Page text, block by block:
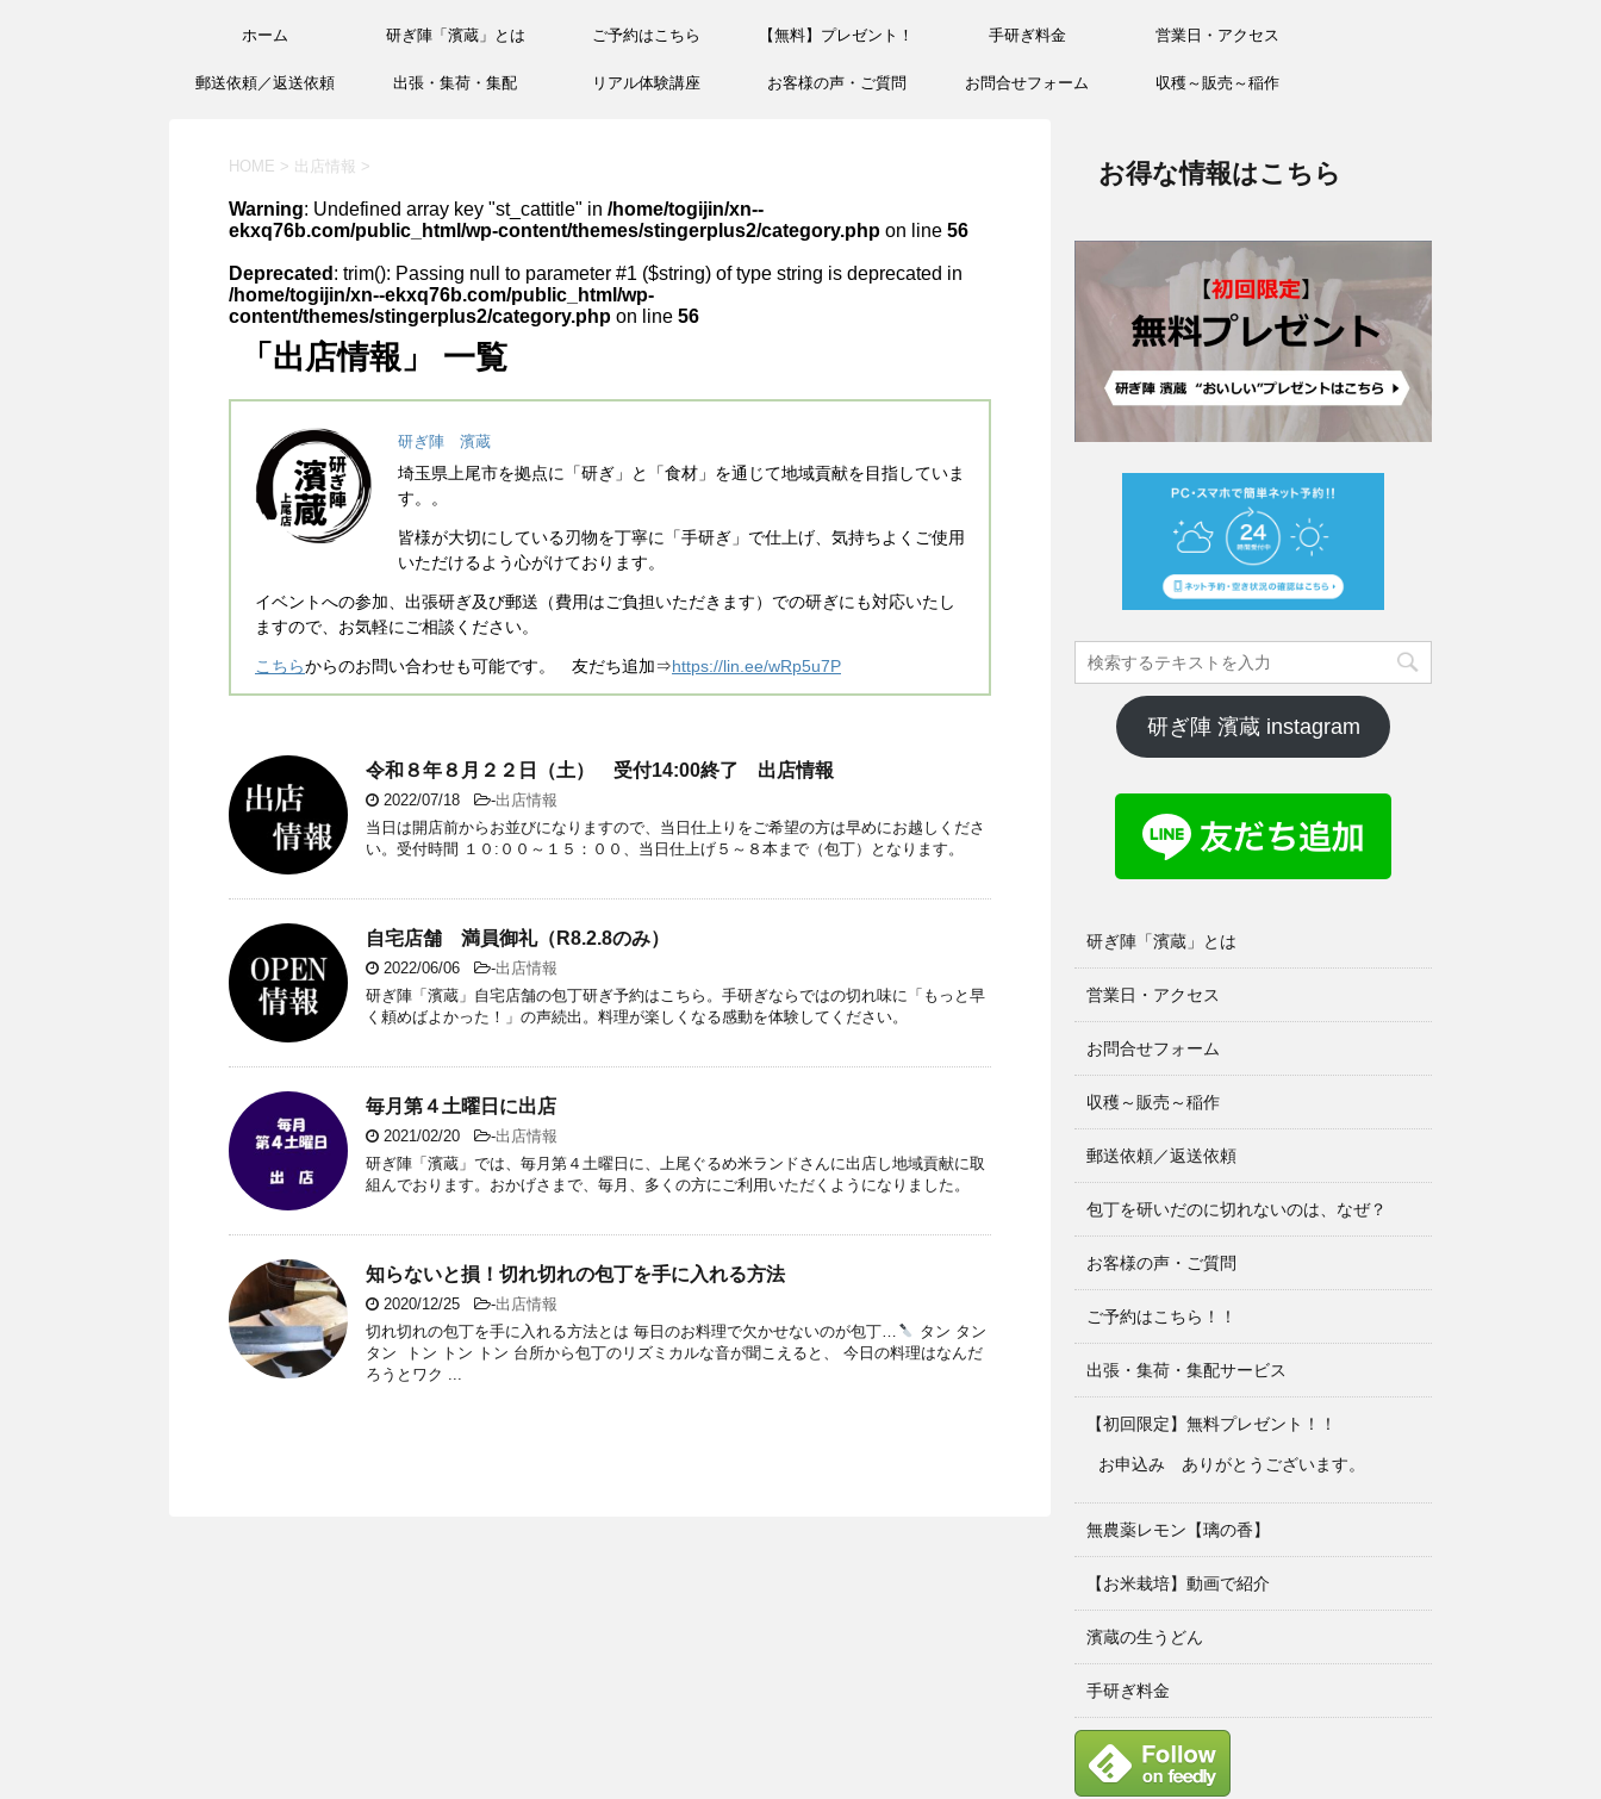
ホーム 研ぎ陣「濱蔵」とは ご予約はこちら 【無料】プレゼント！ 手研ぎ料金 営業日・アクセス
郵送依頼／返送依頼 出張・集荷・集配 リアル体験講座 お客様の声・ご質問 お問合せフォーム 収穫～販売～稲作
HOME > 出店情報 >
Warning: Undefined array key "st_cattitle" in /home/togijin/xn--
ekxq76b.com/public_html/wp-content/themes/stingerplus2/category.php on line 56
Deprecated : trim(): Passing null to parameter #1 ($string) of type string is deprecated in
/home/togijin/xn--ekxq76b.com/public_html/wp-
content/themes/stingerplus2/category.php on line 56
「出店情報」 一覧
研ぎ陣 濱蔵
埼玉県上尾市を拠点に「研ぎ」と「食材」を通じて地域貢献を目指していま
す。。
皆様が大切にしている刃物を丁寧に「手研ぎ」で仕上げ、気持ちよくご使用
いただけるよう心がけております。
イベントへの参加、出張研ぎ及び郵送（費用はご負担いただきます）での研ぎにも対応いたし
ますので、お気軽にご相談ください。
こちらからのお問い合わせも可能です。 友だち追加⇒https://lin.ee/wRp5u7P
令和８年８月２２日（土） 受付14:00終了 出店情報
2022/07/18 -出店情報
当日は開店前からお並びになりますので、当日仕上りをご希望の方は早めにお越しくださ
い。受付時間 １０:００～１５：００、当日仕上げ５～８本まで（包丁）となります。
自宅店舗 満員御礼（R8.2.8のみ）
2022/06/06 -出店情報
研ぎ陣「濱蔵」自宅店舗の包丁研ぎ予約はこちら。手研ぎならではの切れ味に「もっと早
く頼めばよかった！」の声続出。料理が楽しくなる感動を体験してください。
毎月第４土曜日に出店
2021/02/20 -出店情報
研ぎ陣「濱蔵」では、毎月第４土曜日に、上尾ぐるめ米ランドさんに出店し地域貢献に取
組んでおります。おかげさまで、毎月、多くの方にご利用いただくようになりました。
知らないと損！切れ切れの包丁を手に入れる方法
2020/12/25 -出店情報
切れ切れの包丁を手に入れる方法とは 毎日のお料理で欠かせないのが包丁…
タン タン
タン トン トン トン 台所から包丁のリズミカルな音が聞こえると、 今日の料理はなんだ
ろうとワク ...
お得な情報はこちら
研ぎ陣 濱蔵 instagram
研ぎ陣「濱蔵」とは
営業日・アクセス
お問合せフォーム
収穫～販売～稲作
郵送依頼／返送依頼
包丁を研いだのに切れないのは、なぜ？
お客様の声・ご質問
ご予約はこちら！！
出張・集荷・集配サービス
【初回限定】無料プレゼント！！
お申込み ありがとうございます。
無農薬レモン【璃の香】
【お米栽培】動画で紹介
濱蔵の生うどん
手研ぎ料金